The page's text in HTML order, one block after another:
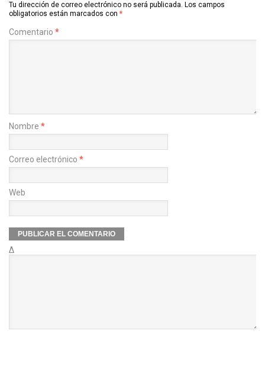
Tu dirección de correo electrónico no será publicada. Los campos
obligatorios están marcados con *
Comentario *
Nombre *
Correo electrónico *
Web
Δ